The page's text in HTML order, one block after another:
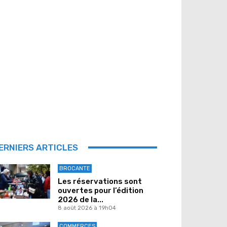
ARTICLES
BROCANTE
Les réservations sont
ouvertes pour l’édition
2026 de la...
8 août 2026 à 19h04